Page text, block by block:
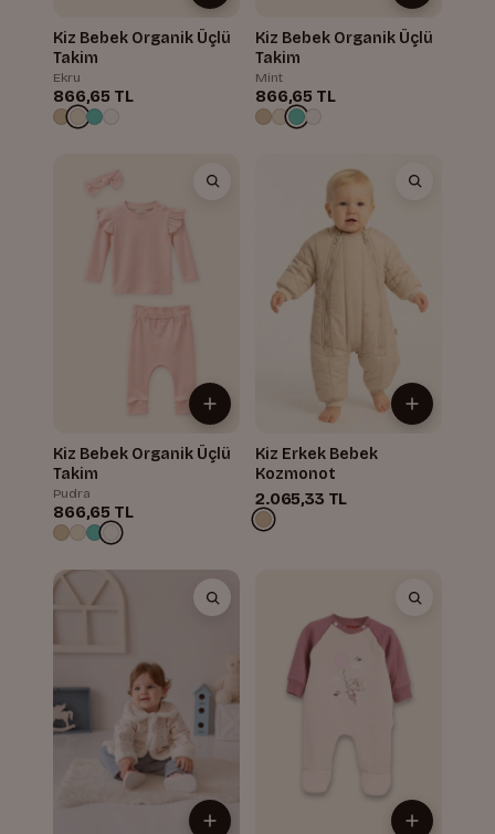
Kiz Bebek Organik Üçlü
Takim
Ekru
866,65 TL
Kiz Bebek Organik Üçlü
Takim
Mint
866,65 TL
Kiz Bebek Organik Üçlü
Takim
Pudra
866,65 TL
Kiz Erkek Bebek
Kozmonot
2.065,33 TL